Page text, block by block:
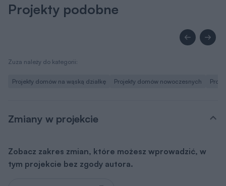
Projekty podobne
Zuza należy do kategorii:
Projekty domów na wąską działkę Projekty domów nowoczesnych
Zmiany w projekcie
Zobacz zakres zmian, które możesz wprowadzić, w
tym projekcie bez zgody autora.